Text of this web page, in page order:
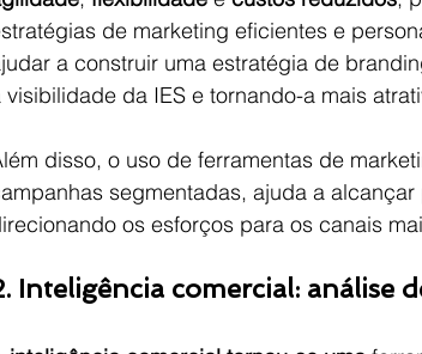
de marketing eficientes e
a construir uma estratégia de
visibilidade da IES e tornando-a mais
disso, o uso de ferramentas de
segmentadas, ajuda a
os esforços para os canais
Inteligência comercial: análise